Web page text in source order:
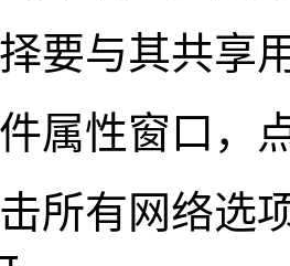
与其共享用
性窗口，点
有网络选项